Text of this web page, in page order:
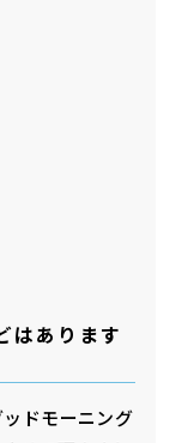
あります
ドモーニング